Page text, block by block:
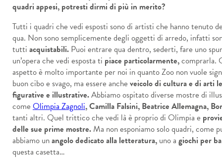
quadri appesi, potresti dirmi di più in merito?
Tutti i quadri che vedi esposti sono di artisti che hanno tenuto
qua. Non sono semplicemente degli oggetti di arredo, infatti
tutti acquistabili. Puoi entrare qua dentro, sederti, fare uno
un’opera che vedi esposta ti piace particolarmente,comprarla.
aspetto è molto importante per noi in quanto Zoo non vuole
buon cibo e svago, ma essere anche veicolo di cultura e di arti
figurative e illustrative.Abbiamo ospitato diverse mostre di
come Olimpia Zagnoli, Camilla Falsini, Beatrice Allemagna,
tanti altri. Quel trittico che vedi là è proprio di Olimpia e
delle sue prime mostre. Ma non esponiamo solo quadri, come
abbiamo unangolo dedicato alla letteratura, uno a giochi per
questa casetta…